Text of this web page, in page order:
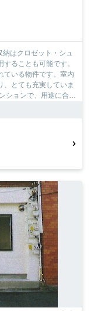
はクロゼット・シュ
ることも可能です。
ている物件です。室内
、とても充実していま
ションで、用途に合わ
件です。大阪市西淀
をするならこのエリ
を取り扱っているの